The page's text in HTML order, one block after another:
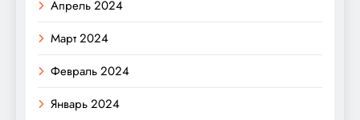
Апрель 2024
Март 2024
Февраль 2024
Январь 2024